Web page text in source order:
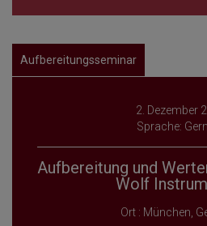
Aufbereitungsseminar
2. Dezember
Sprache:
Aufbereitung und
Wolf
Ort : München,